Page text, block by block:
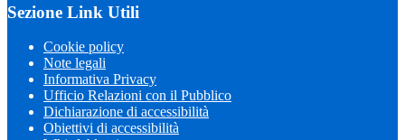
Sezione Link Utili
Cookie policy
Note legali
Informativa Privacy
Ufficio Relazioni con il Pubblico
Dichiarazione di accessibilità
Obiettivi di accessibilità